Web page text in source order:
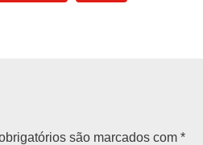
são marcados com *